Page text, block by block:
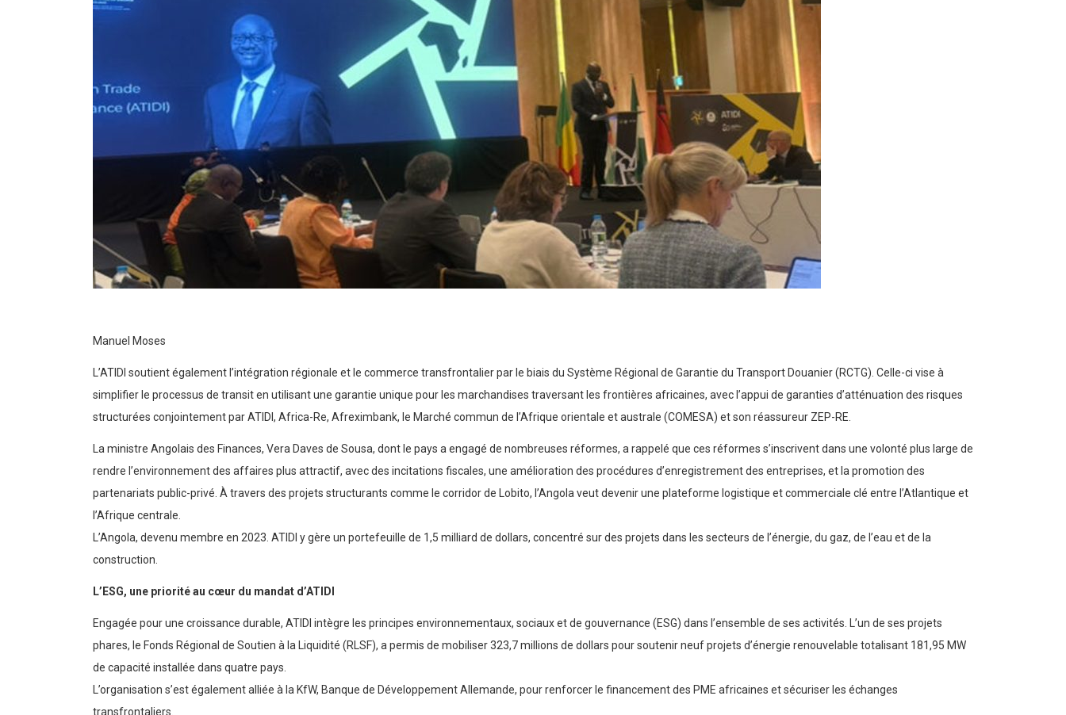
Manuel Moses
L’ATIDI soutient également l’intégration régionale et le commerce transfrontalier par le biais du Système Régional de Garantie du Transport Douanier (RCTG). Celle-ci vise à
simplifier le processus de transit en utilisant une garantie unique pour les marchandises traversant les frontières africaines, avec l’appui de garanties d’atténuation des risques
structurées conjointement par ATIDI, Africa-Re, Afreximbank, le Marché commun de l’Afrique orientale et australe (COMESA) et son réassureur ZEP-RE.
La ministre Angolais des Finances, Vera Daves de Sousa, dont le pays a engagé de nombreuses réformes, a rappelé que ces réformes s’inscrivent dans une volonté plus large de
rendre l’environnement des affaires plus attractif, avec des incitations fiscales, une amélioration des procédures d’enregistrement des entreprises, et la promotion des
partenariats public-privé. À travers des projets structurants comme le corridor de Lobito, l’Angola veut devenir une plateforme logistique et commerciale clé entre l’Atlantique et
l’Afrique centrale.
L’Angola, devenu membre en 2023. ATIDI y gère un portefeuille de 1,5 milliard de dollars, concentré sur des projets dans les secteurs de l’énergie, du gaz, de l’eau et de la
construction.
L’ESG, une priorité au cœur du mandat d’ATIDI
Engagée pour une croissance durable, ATIDI intègre les principes environnementaux, sociaux et de gouvernance (ESG) dans l’ensemble de ses activités. L’un de ses projets
phares, le Fonds Régional de Soutien à la Liquidité (RLSF), a permis de mobiliser 323,7 millions de dollars pour soutenir neuf projets d’énergie renouvelable totalisant 181,95 MW
de capacité installée dans quatre pays.
L’organisation s’est également alliée à la KfW, Banque de Développement Allemande, pour renforcer le financement des PME africaines et sécuriser les échanges
transfrontaliers.